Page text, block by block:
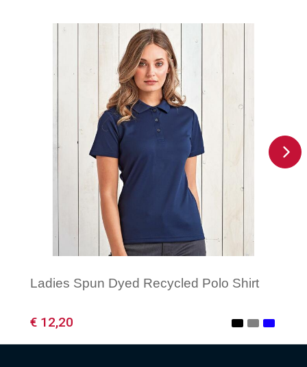
Ladies Spun Dyed Recycled Polo Shirt
€ 12,20